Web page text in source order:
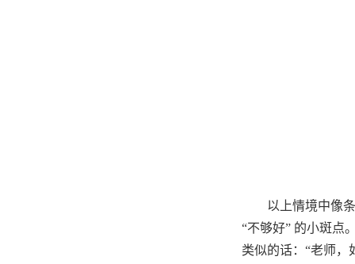
以上情境中像
“不够好” 的小斑点
类似的话：“老师，